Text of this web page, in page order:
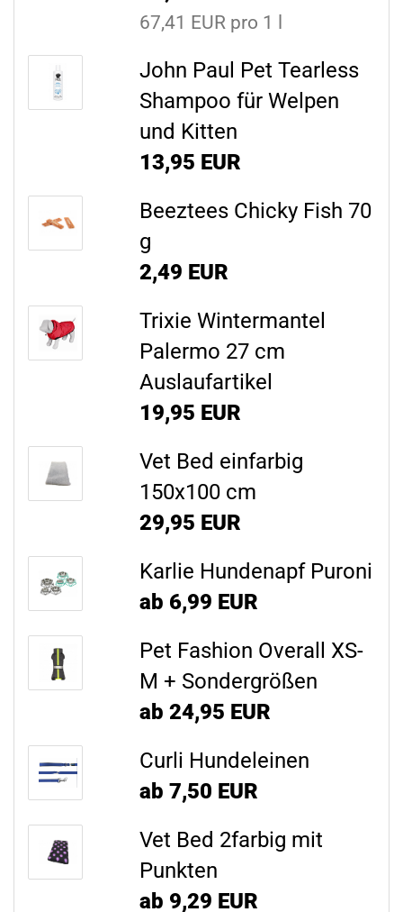
67,41 EUR pro 1 l
John Paul Pet Tearless
Shampoo für Welpen
und Kitten
13,95 EUR
Beeztees Chicky Fish 70
g
2,49 EUR
Trixie Wintermantel
Palermo 27 cm
Auslaufartikel
19,95 EUR
Vet Bed einfarbig
150x100 cm
29,95 EUR
Karlie Hundenapf Puroni
ab 6,99 EUR
Pet Fashion Overall XS-
M + Sondergrößen
ab 24,95 EUR
Curli Hundeleinen
ab 7,50 EUR
Vet Bed 2farbig mit
Punkten
ab 9,29 EUR